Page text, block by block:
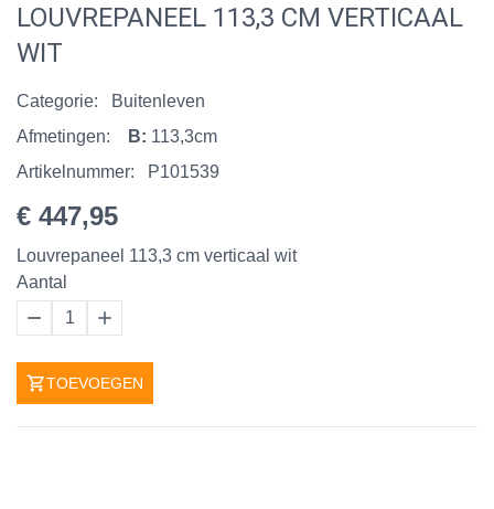
LOUVREPANEEL 113,3 CM VERTICAAL
WIT
Categorie:
Buitenleven
Afmetingen:
B: 113,3cm
Artikelnummer:
P101539
€ 447,95
Louvrepaneel 113,3 cm verticaal wit
Aantal
1
TOEVOEGEN